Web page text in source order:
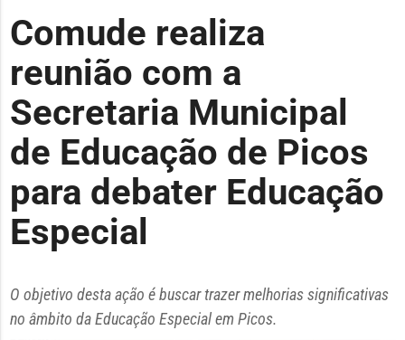
Comude realiza
reunião com a
Secretaria Municipal
de Educação de Picos
para debater Educação
Especial
O objetivo desta ação é buscar trazer melhorias significativas
no âmbito da Educação Especial em Picos.